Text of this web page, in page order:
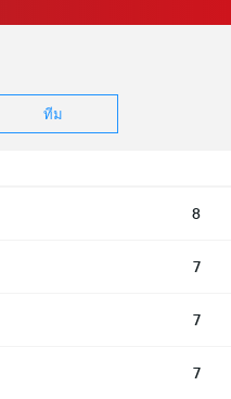
ทีม
8
7
7
7